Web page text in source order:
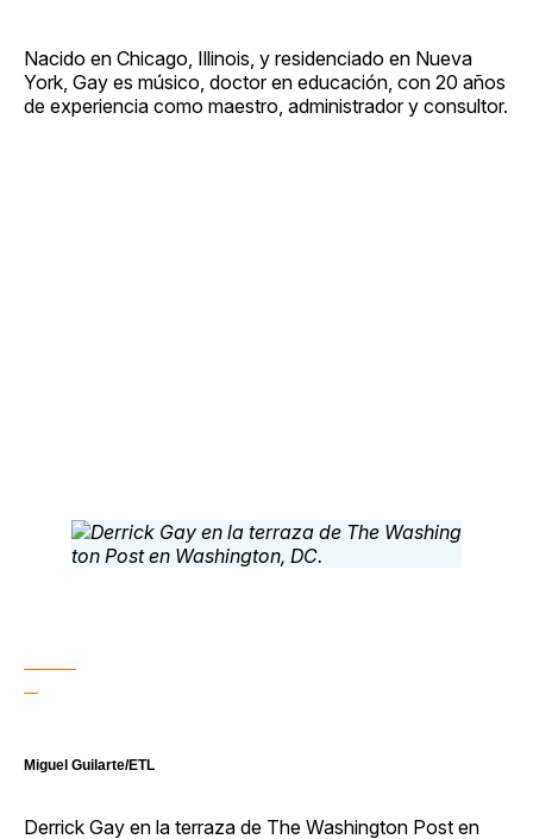
Nacido en Chicago, Illinois, y residenciado en Nueva
York, Gay es músico, doctor en educación, con 20 años
de experiencia como maestro, administrador y consultor.
Miguel Guilarte/ETL
Derrick Gay en la terraza de The Washington Post en